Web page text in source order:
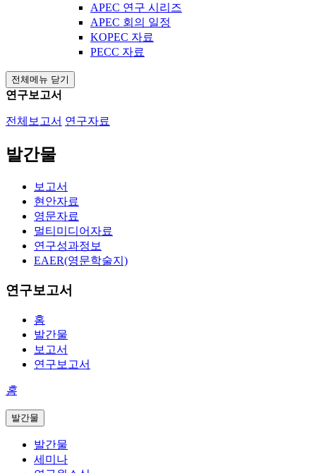
APEC 연구 시리즈
APEC 회의 일정
KOPEC 자료
PECC 자료
전체메뉴 닫기
연구보고서
전체보고서 연구자료
발간물
보고서
현안자료
영문자료
멀티미디어자료
연구성과정보
EAER(영문학술지)
연구보고서
홈
발간물
보고서
연구보고서
홈
발간물
발간물
세미나